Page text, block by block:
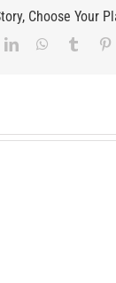
Choose Your
LinkedInWhatsApp
Tumblr